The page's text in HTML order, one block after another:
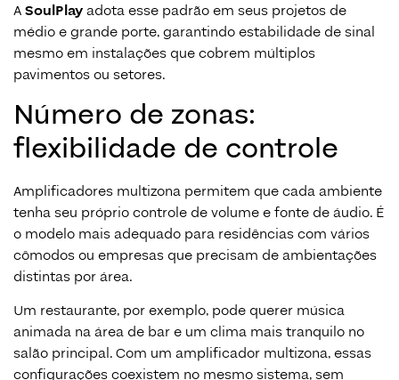
ASoulPlayadota esse padrão em seus projetos de
médio e grande porte, garantindo estabilidade de sinal
mesmo em instalações que cobrem múltiplos
pavimentos ou setores.
Número de zonas:
flexibilidade de controle
Amplificadores multizona permitem que cada ambiente
tenha seu próprio controle de volume e fonte de áudio. É
o modelo mais adequado para residências com vários
cômodos ou empresas que precisam de ambientações
distintas por área.
Um restaurante, por exemplo, pode querer música
animada na área de bar e um clima mais tranquilo no
salão principal. Com um amplificador multizona, essas
configurações coexistem no mesmo sistema, sem